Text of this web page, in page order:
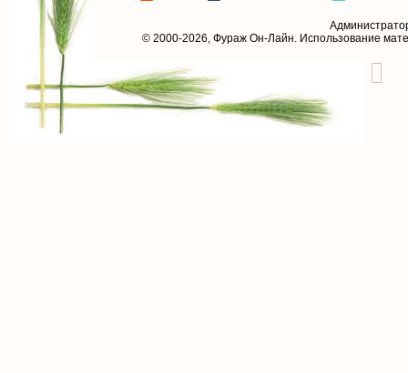
© 2000-2026, Фураж Он-Лайн. Использование